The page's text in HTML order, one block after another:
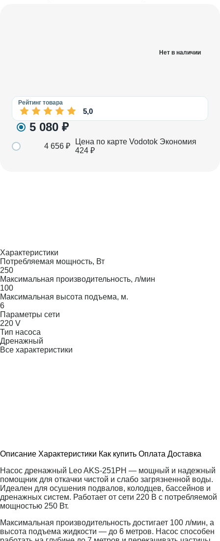
Нет в наличии
Рейтинг товара
5,0
5 080 ₽
4 656 ₽
Цена по карте Vodotok Экономия
424 ₽
Характеристики
Потребляемая мощность, Вт
250
Максимальная производительность, л/мин
100
Максимальная высота подъема, м.
6
Параметры сети
220 V
Тип насоса
Дренажный
Все характеристики
Описание Характеристики Как купить Оплата Доставка
Насос дренажный Leo AKS-251PH — мощный и надежный
помощник для откачки чистой и слабо загрязненной воды.
Идеален для осушения подвалов, колодцев, бассейнов и
дренажных систем. Работает от сети 220 В с потребляемой
мощностью 250 Вт.
Максимальная производительность достигает 100 л/мин, а
высота подъема жидкости — до 6 метров. Насос способен